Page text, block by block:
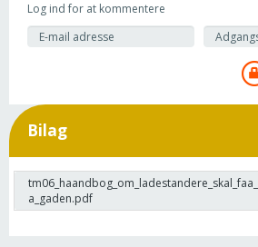
Log ind for at kommentere
Bilag
a_gaden.pdf